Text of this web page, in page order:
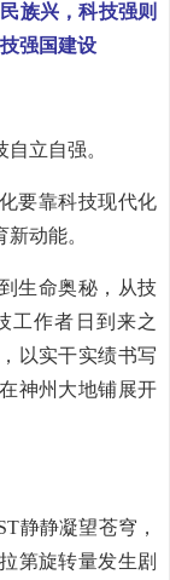
族兴，科技强则
强国建设
立自强。
要靠科技现代化
动能。
生命奥秘，从技
作者日到来之
以实干实绩书写
神州大地铺展开
静静凝望苍穹，
第旋转量发生剧